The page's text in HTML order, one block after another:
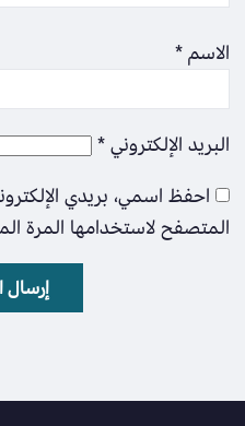
الاسم*
البريد الإلكتروني*
احفظ اسمي، بريدي
المتصفح لاستخدامها المرة